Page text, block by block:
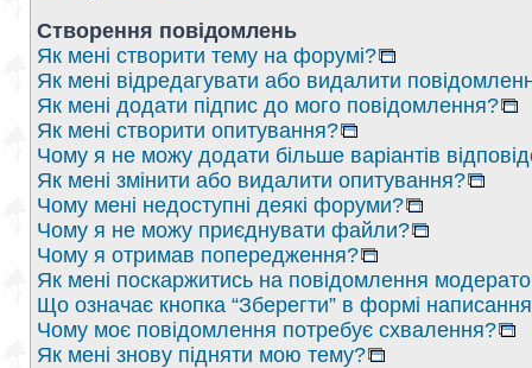
Створення повідомлень
Як мені створити тему на форумі?
Як мені відредагувати або видалити
Як мені додати підпис до мого повідомлення?
Як мені створити опитування?
Чому я не можу додати більше варіантів
Як мені змінити або видалити опитування?
Чому мені недоступні деякі форуми?
Чому я не можу приєднувати файли?
Чому я отримав попередження?
Як мені поскаржитись на повідомлення
Що означає кнопка “Зберегти” в формі
Чому моє повідомлення потребує схвалення?
Як мені знову підняти мою тему?